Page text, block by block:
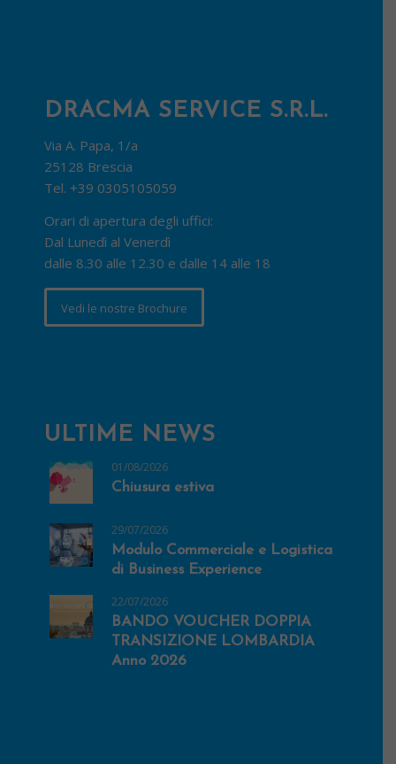
DRACMA SERVICE S.R.L.
Via A. Papa, 1/a
25128 Brescia
Tel. +39 0305105059
Orari di apertura degli uffici:
Dal Lunedì al Venerdì
dalle 8.30 alle 12.30 e dalle 14 alle 18
Vedi le nostre Brochure
ULTIME NEWS
01/08/2026
Chiusura estiva
29/07/2026
Modulo Commerciale e Logistica
di Business Experience
22/07/2026
BANDO VOUCHER DOPPIA
TRANSIZIONE LOMBARDIA
Anno 2026